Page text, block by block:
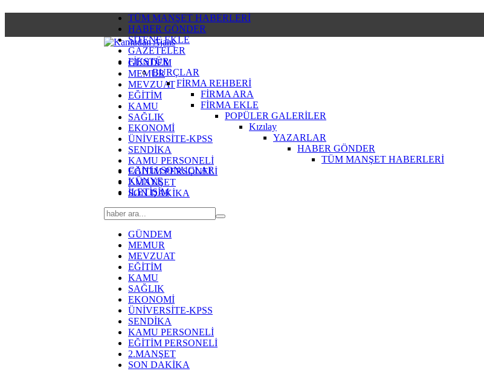
TÜM MANŞET HABERLERİ
HABER GÖNDER
SİTENE EKLE
GAZETELER
FİKSTÜR
BURÇLAR
FİRMA REHBERİ
FİRMA ARA
FİRMA EKLE
POPÜLER GALERİLER
Kızılay
YAZARLAR
HABER GÖNDER
TÜM MANŞET HABERLERİ
CANLI SONUÇLAR
KÜNYE
İLETİŞİM
GÜNDEM
MEMUR
MEVZUAT
EĞİTİM
KAMU
SAĞLIK
EKONOMİ
ÜNİVERSİTE-KPSS
SENDİKA
KAMU PERSONELİ
EĞİTİM PERSONELİ
2.MANŞET
SON DAKİKA
GÜNDEM
MEMUR
MEVZUAT
EĞİTİM
KAMU
SAĞLIK
EKONOMİ
ÜNİVERSİTE-KPSS
SENDİKA
KAMU PERSONELİ
EĞİTİM PERSONELİ
2.MANŞET
SON DAKİKA